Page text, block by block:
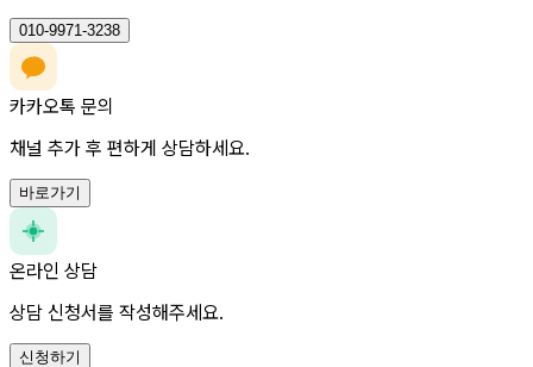
010-9971-3238
카카오톡 문의
채널 추가 후 편하게 상담하세요.
바로가기
온라인 상담
상담 신청서를 작성해주세요.
신청하기